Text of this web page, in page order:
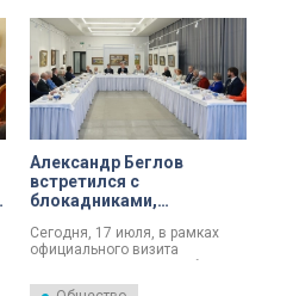
Александр Беглов
встретился с
блокадниками,
Вологодской области
Сегодня, 17 июля, в рамках
официального визита
Вологодскую область